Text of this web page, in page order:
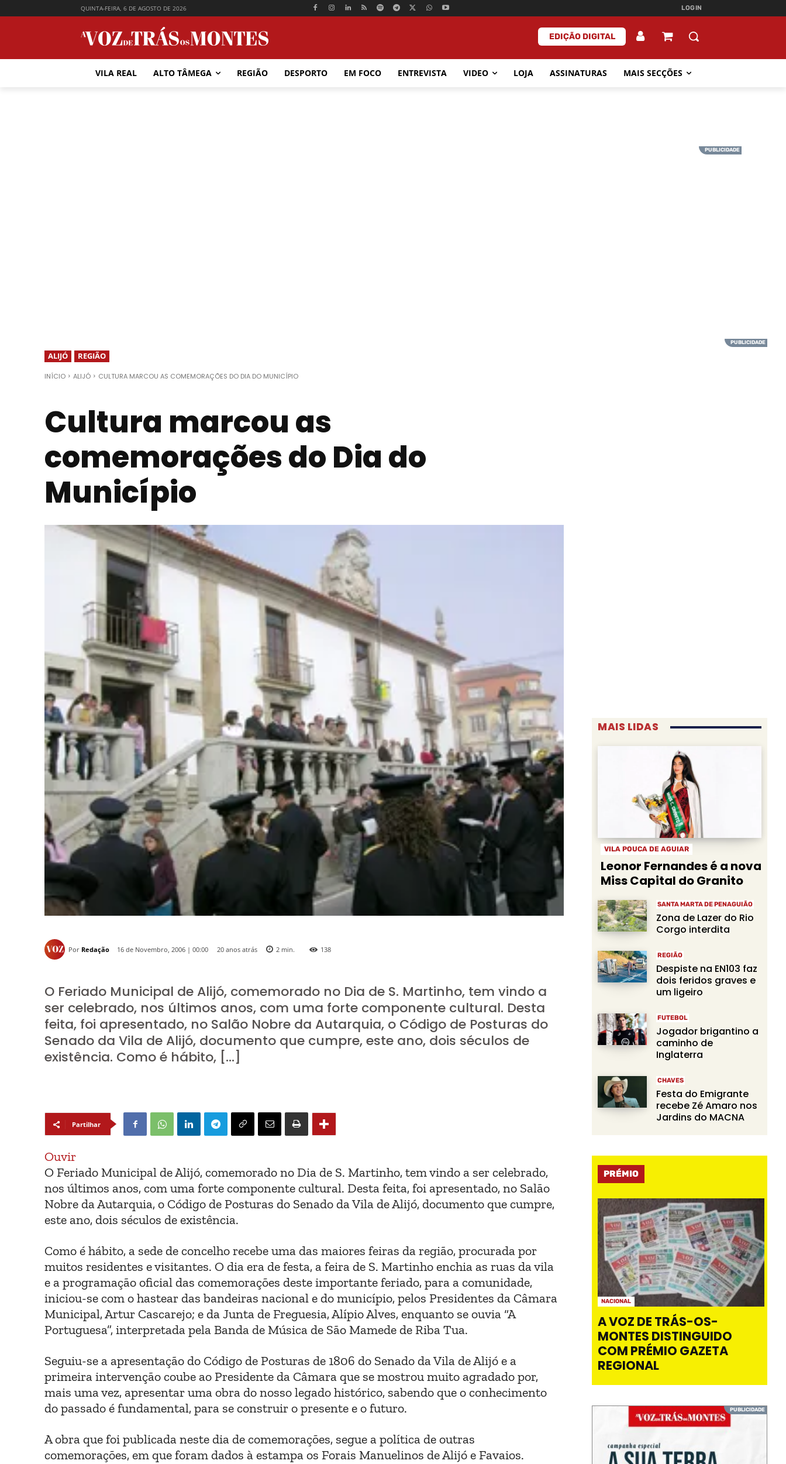
QUINTA-FEIRA, 6 DE AGOSTO DE 2026 LOGIN
EDIÇÃO DIGITAL
VILA REAL ALTO TÂMEGA REGIÃO DESPORTO EM FOCO ENTREVISTA VIDEO LOJA ASSINATURAS MAIS SECÇÕES
ALIJÓ REGIÃO
INÍCIO ALIJÓ CULTURA MARCOU AS COMEMORAÇÕES DO DIA DO MUNICÍPIO
Cultura marcou as
comemorações do Dia do
Município
Por Redação 16 de Novembro, 2006 | 00:00 20 anos atrás 2 min. 138
O Feriado Municipal de Alijó, comemorado no Dia de S. Martinho, tem vindo a
ser celebrado, nos últimos anos, com uma forte componente cultural. Desta
feita, foi apresentado, no Salão Nobre da Autarquia, o Código de Posturas do
Senado da Vila de Alijó, documento que cumpre, este ano, dois séculos de
existência. Como é hábito, […]
Partilhar
Ouvir
O Feriado Municipal de Alijó, comemorado no Dia de S. Martinho, tem vindo a ser celebrado,
nos últimos anos, com uma forte componente cultural. Desta feita, foi apresentado, no Salão
Nobre da Autarquia, o Código de Posturas do Senado da Vila de Alijó, documento que cumpre,
este ano, dois séculos de existência.
Como é hábito, a sede de concelho recebe uma das maiores feiras da região, procurada por
muitos residentes e visitantes. O dia era de festa, a feira de S. Martinho enchia as ruas da vila
e a programação oficial das comemorações deste importante feriado, para a comunidade,
iniciou-se com o hastear das bandeiras nacional e do município, pelos Presidentes da Câmara
Municipal, Artur Cascarejo; e da Junta de Freguesia, Alípio Alves, enquanto se ouvia “A
Portuguesa”, interpretada pela Banda de Música de São Mamede de Riba Tua.
Seguiu-se a apresentação do Código de Posturas de 1806 do Senado da Vila de Alijó e a
primeira intervenção coube ao Presidente da Câmara que se mostrou muito agradado por,
mais uma vez, apresentar uma obra do nosso legado histórico, sabendo que o conhecimento
do passado é fundamental, para se construir o presente e o futuro.
A obra que foi publicada neste dia de comemorações, segue a política de outras
comemorações, em que foram dados à estampa os Forais Manuelinos de Alijó e Favaios.
MAIS LIDAS
VILA POUCA DE AGUIAR
Leonor Fernandes é a nova
Miss Capital do Granito
SANTA MARTA DE PENAGUIÃO
Zona de Lazer do Rio
Corgo interdita
REGIÃO
Despiste na EN103 faz
dois feridos graves e
um ligeiro
FUTEBOL
Jogador brigantino a
caminho de
Inglaterra
CHAVES
Festa do Emigrante
recebe Zé Amaro nos
Jardins do MACNA
PRÉMIO
NACIONAL
A VOZ DE TRÁS-OS-
MONTES DISTINGUIDO
COM PRÉMIO GAZETA
REGIONAL